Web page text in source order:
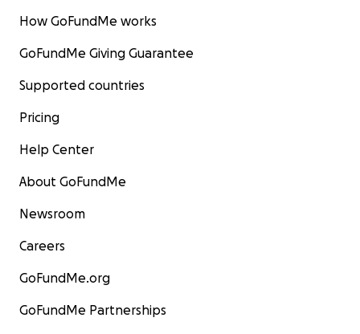
How GoFundMe works
GoFundMe Giving Guarantee
Supported countries
Pricing
Help Center
About GoFundMe
Newsroom
Careers
GoFundMe.org
GoFundMe Partnerships